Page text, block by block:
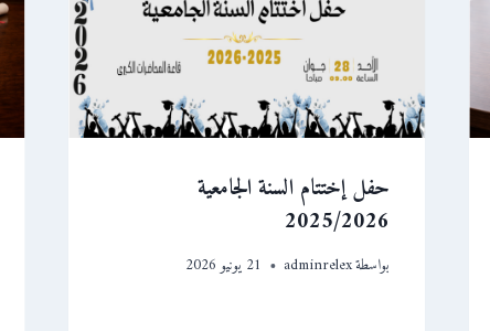
حفل إختتام السنة الجامعية
2025/2026
بواسطةadminrelex 21 يونيو 2026